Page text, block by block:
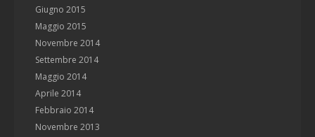
Giugno 2015
Maggio 2015
Novembre 2014
Settembre 2014
Maggio 2014
Aprile 2014
Febbraio 2014
Novembre 2013